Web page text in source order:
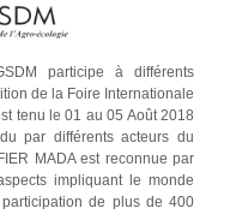
participe à différents
de la Foire Internationale
tenu le 01 au 05 Août 2018
par différents acteurs du
MADA est reconnue par
impliquant le monde
de plus de 400